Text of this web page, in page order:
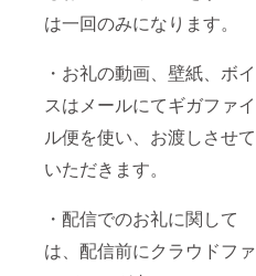
は一回のみになります。
・お礼の動画、壁紙、ボイ
スはメールにてギガファイ
ル便を使い、お渡しさせて
いただきます。
・配信でのお礼に関して
は、配信前にクラウドファ